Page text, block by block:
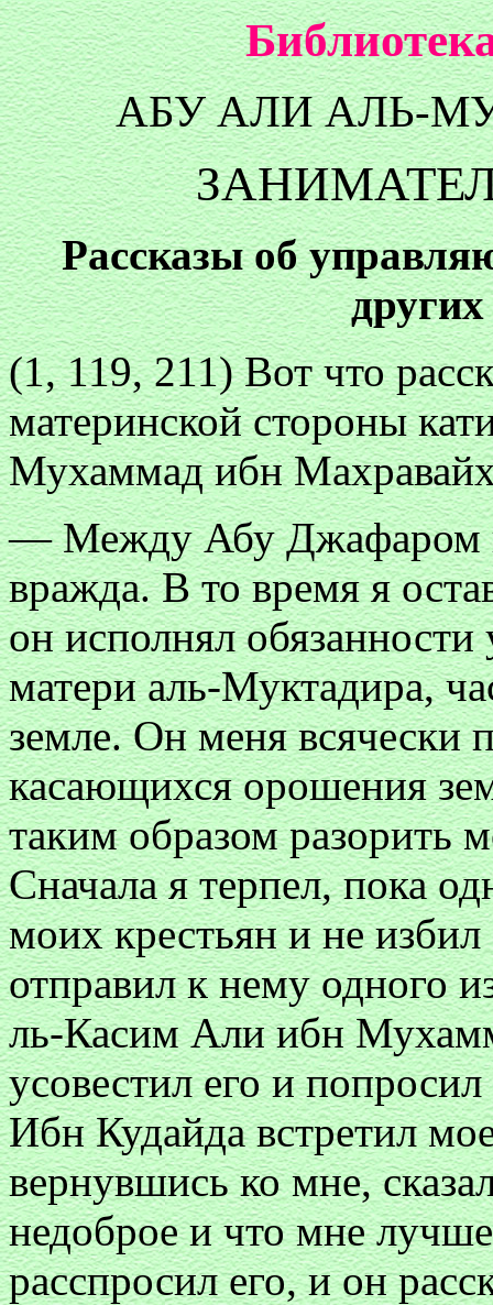
АБУ АЛИ АЛЬ-
Рассказы об
(1, 119, 211) Вот что
материнской стороны
Мухаммад ибн
— Между Абу Джафаром
вражда. В то время я
он исполнял
матери аль-Муктадира,
земле. Он меня всячески
касающихся орошения
таким образом разорить
Сначала я терпел, пока
моих крестьян и не избил
отправил к нему одного
ль-Касим Али ибн
усовестил его и
Ибн Кудайда встретил
вернувшись ко мне,
недоброе и что мне
расспросил его, и он